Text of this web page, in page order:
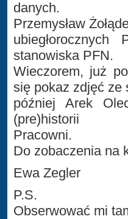
danych.
Przemysław
ubiegłorocznych
stanowiska PFN.
Wieczorem, już
się pokaz zdjęć ze
później Arek
(pre)historii
Pracowni.
Do zobaczenia na
Ewa Zegler
P.S.
Obserwować mi